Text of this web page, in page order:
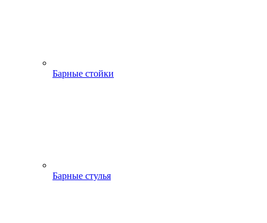
Барные стойки
Барные стулья